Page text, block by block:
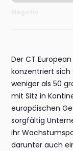
Der CT
konzentriert
weniger als 50
mit Sitz in
europäischen
sorgfältig
ihr
darunter auch